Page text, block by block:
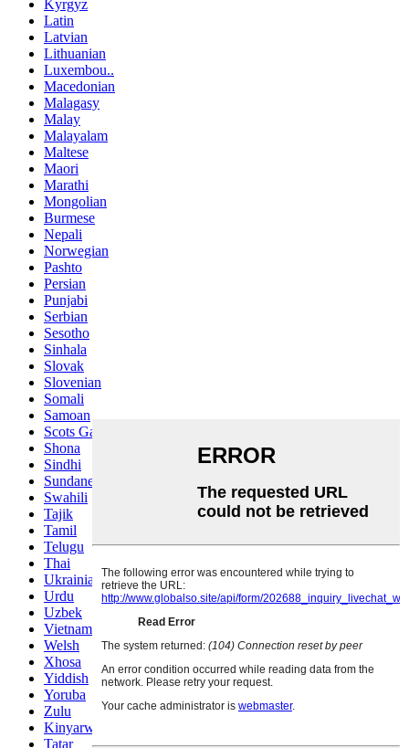
Kyrgyz
Latin
Latvian
Lithuanian
Luxembou..
Macedonian
Malagasy
Malay
Malayalam
Maltese
Maori
Marathi
Mongolian
Burmese
Nepali
Norwegian
Pashto
Persian
Punjabi
Serbian
Sesotho
Sinhala
Slovak
Slovenian
Somali
Samoan
Scots Gaelic
Shona
Sindhi
Sundanese
Swahili
Tajik
Tamil
Telugu
Thai
Ukrainian
Urdu
Uzbek
Vietnamese
Welsh
Xhosa
Yiddish
Yoruba
Zulu
Kinyarwanda
Tatar